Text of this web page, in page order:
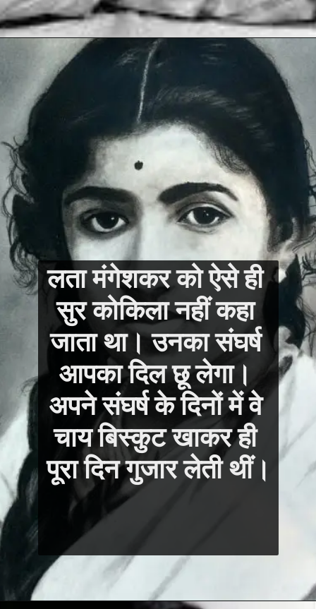
लता मंगेशकर को ऐसे ही
सुर कोकिला नहीं कहा
जाता था। उनका संघर्ष
आपका दिल छू लेगा।
अपने संघर्ष के दिनों में वे
चाय बिस्कुट खाकर ही
पूरा दिन गुजार लेती थीं।